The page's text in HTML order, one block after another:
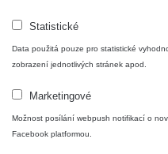
Měření
O nás
Statistické
Data použitá pouze pro statistické
zobrazení jednotlivých stránek apod.
Marketingové
Možnost posílání webpush notifikací o
Facebook platformou.